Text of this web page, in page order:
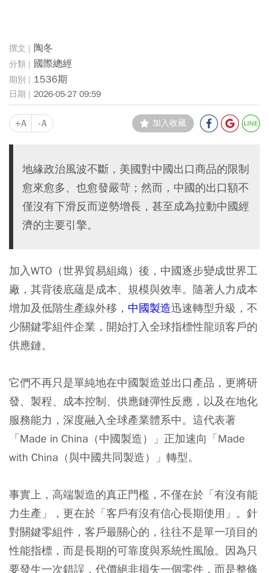
陶冬
國際總經
1536期
2026-05-27 09:59
+A -A 加入收藏
地緣政治風波不斷，美國對中國出口商品的限制
愈來愈多、也愈發嚴苛；然而，中國的出口額不
僅沒有下滑反而逆勢增長，甚至成為拉動中國經
濟的主要引擎。
加入WTO（世界貿易組織）後，中國逐步變成世界工
廠，其背後底蘊是成本、規模與效率。隨著人力成本
增加及低階生產線外移， 中國製造迅速轉型升級，不
少關鍵零組件企業，開始打入全球指標性龍頭客戶的
供應鏈。
它們不再只是單純地在中國製造並出口產品，更將研
發、製程、成本控制、供應鏈彈性反應，以及在地化
服務能力，深度融入全球產業體系中。這代表著
「Made in China（中國製造）」正加速向「Made
with China（與中國共同製造）」轉型。
事實上，高端製造的真正門檻，不僅在於「有沒有能
力生產」，更在於「客戶有沒有信心長期使用」。針
對關鍵零組件，客戶最關心的，往往不是單一項目的
性能指標，而是長期的可靠度與系統性風險。因為只
要發生一次錯誤，代價絕非損失一個零件，而是整條